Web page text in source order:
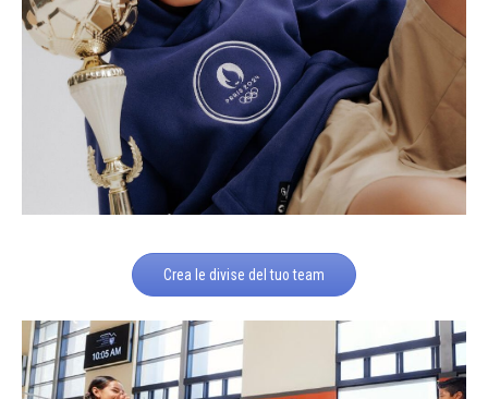
Crea le divise del tuo team